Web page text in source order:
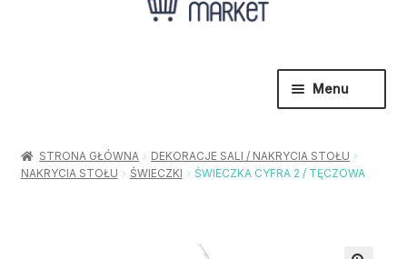
Menu
menu
Urodziny / Imprezy
Rozwiń
STRONA GŁÓWNA
DEKORACJE SALI / NAKRYCIA STOŁU
NAKRYCIA STOŁU
ŚWIECZKI ŚWIECZKA CYFRA 2 / TĘCZOWA